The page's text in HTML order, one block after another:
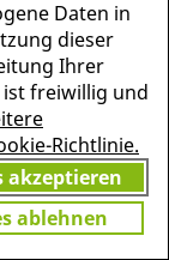
JETZT
TESTEN
Daten in
dieser
Ihrer
ist freiwillig und
Richtlinie.
akzeptieren
ablehnen